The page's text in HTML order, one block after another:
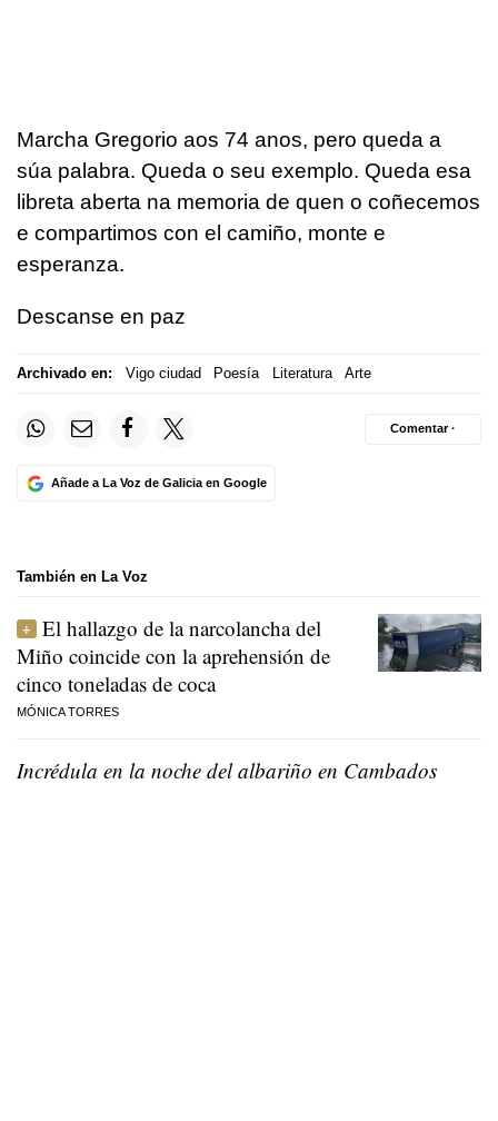
Marcha Gregorio aos 74 anos, pero queda a
súa palabra. Queda o seu exemplo. Queda esa
libreta aberta na memoria de quen o coñecemos
e compartimos con el camiño, monte e
esperanza.
Descanse en paz
Archivado en: Vigo ciudad Poesía Literatura Arte
Añade a La Voz de Galicia en Google
Comentar ·
También en La Voz
El hallazgo de la narcolancha del
Miño coincide con la aprehensión de
cinco toneladas de coca
MÓNICA TORRES
Incrédula en la noche del albariño en Cambados